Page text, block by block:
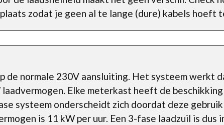
zodat je geen al te lange (dure) kabels hoeft
de normale 230V aansluiting. Het systeem werkt
Elke meterkast heeft de
systeem onderscheidt zich doordat deze
is 11 kW per uur. Een 3-fase laadzuil is dus